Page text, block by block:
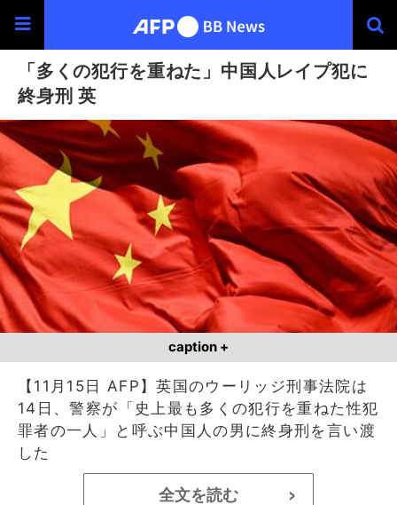
「多くの犯行を重ねた」中国人レイプ犯に
終身刑 英
caption +
【11月15日 AFP】英国のウーリッジ刑事法院は
14日、警察が「史上最も多くの犯行を重ねた性犯
罪者の一人」と呼ぶ中国人の男に終身刑を言い渡
した
全文を読む >